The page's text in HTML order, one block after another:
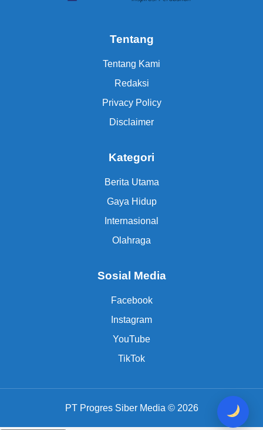
Tentang
Tentang Kami
Redaksi
Privacy Policy
Disclaimer
Kategori
Berita Utama
Gaya Hidup
Internasional
Olahraga
Sosial Media
Facebook
Instagram
YouTube
TikTok
PT Progres Siber Media © 2026